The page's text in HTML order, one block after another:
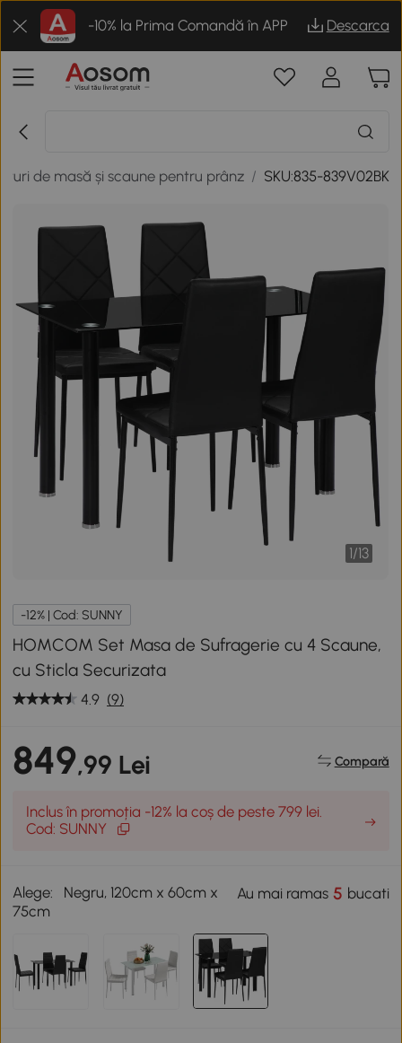
-10% la Prima Comandă în APP Descarca
de masă și scaune pentru prânz / SKU:835-839V02BK
1/13
-12% | Cod: SUNNY
HOMCOM Set Masa de Sufragerie cu 4 Scaune,
cu Sticla Securizata
4.9 (9)
849,99 Lei Compară
Inclus în promoția -12% la coș de peste 799 lei.
Cod: SUNNY
Alege:
Negru, 120cm x 60cm x
75cm
Au mai ramas5 bucati